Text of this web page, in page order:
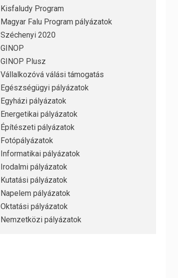
Kisfaludy Program
Magyar Falu Program pályázatok
Széchenyi 2020
GINOP
GINOP Plusz
Vállalkozóvá válási támogatás
Egészségügyi pályázatok
Egyházi pályázatok
Energetikai pályázatok
Építészeti pályázatok
Fotópályázatok
Informatikai pályázatok
Irodalmi pályázatok
Kutatási pályázatok
Napelem pályázatok
Oktatási pályázatok
Nemzetközi pályázatok